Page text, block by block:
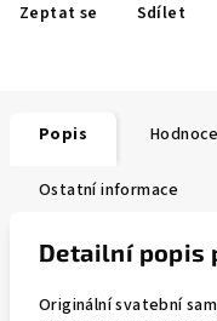
Zeptat se Sdílet
Popis
Ostatní informace
Detailní popis
Originální svatební